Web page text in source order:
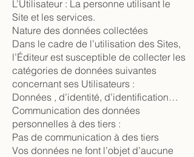
L’Utilisateur : La personne utilisant le
Site et les services.
Nature des données collectées
Dans le cadre de l’utilisation des Sites,
l’Éditeur est susceptible de collecter les
catégories de données suivantes
concernant ses Utilisateurs :
Données , d’identité, d’identification…
Communication des données
personnelles à des tiers :
Pas de communication à des tiers
Vos données ne font l’objet d’aucune